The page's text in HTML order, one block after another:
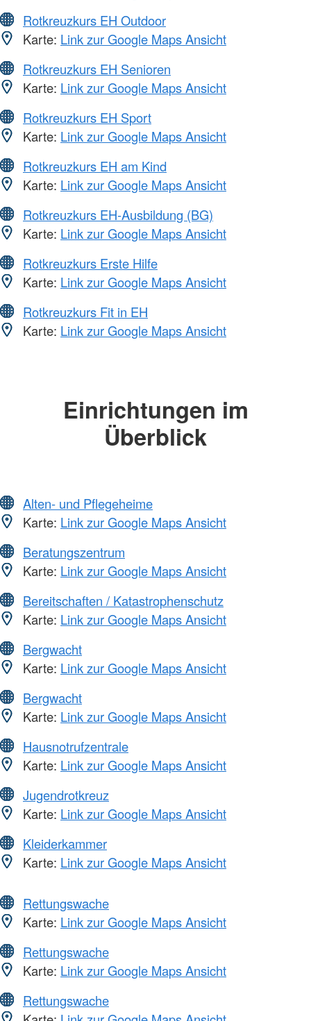
Rotkreuzkurs EH Outdoor
Karte: Link zur Google Maps Ansicht
Rotkreuzkurs EH Senioren
Karte: Link zur Google Maps Ansicht
Rotkreuzkurs EH Sport
Karte: Link zur Google Maps Ansicht
Rotkreuzkurs EH am Kind
Karte: Link zur Google Maps Ansicht
Rotkreuzkurs EH-Ausbildung (BG)
Karte: Link zur Google Maps Ansicht
Rotkreuzkurs Erste Hilfe
Karte: Link zur Google Maps Ansicht
Rotkreuzkurs Fit in EH
Karte: Link zur Google Maps Ansicht
Einrichtungen im
Überblick
Alten- und Pflegeheime
Karte: Link zur Google Maps Ansicht
Beratungszentrum
Karte: Link zur Google Maps Ansicht
Bereitschaften / Katastrophenschutz
Karte: Link zur Google Maps Ansicht
Bergwacht
Karte: Link zur Google Maps Ansicht
Bergwacht
Karte: Link zur Google Maps Ansicht
Hausnotrufzentrale
Karte: Link zur Google Maps Ansicht
Jugendrotkreuz
Karte: Link zur Google Maps Ansicht
Kleiderkammer
Karte: Link zur Google Maps Ansicht
Rettungswache
Karte: Link zur Google Maps Ansicht
Rettungswache
Karte: Link zur Google Maps Ansicht
Rettungswache